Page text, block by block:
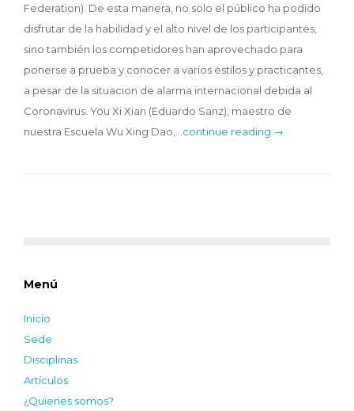
Federation). De esta manera, no solo el público ha podido
disfrutar de la habilidad y el alto nivel de los participantes,
sino también los competidores han aprovechado para
ponerse a prueba y conocer a varios estilos y practicantes,
a pesar de la situacion de alarma internacional debida al
Coronavirus. You Xi Xian (Eduardo Sanz), maestro de
nuestra Escuela Wu Xing Dao,… continue reading →
Menú
Inicio
Sede
Disciplinas
Artículos
¿Quienes somos?